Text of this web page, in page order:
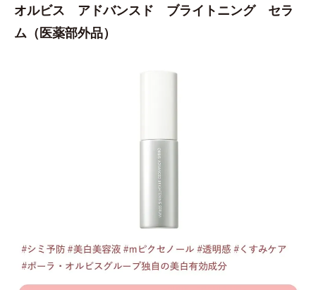
オルビス アドバンスド ブライトニング セラ
ム（医薬部外品）